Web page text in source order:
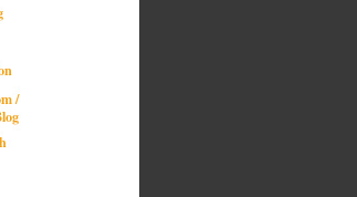
/